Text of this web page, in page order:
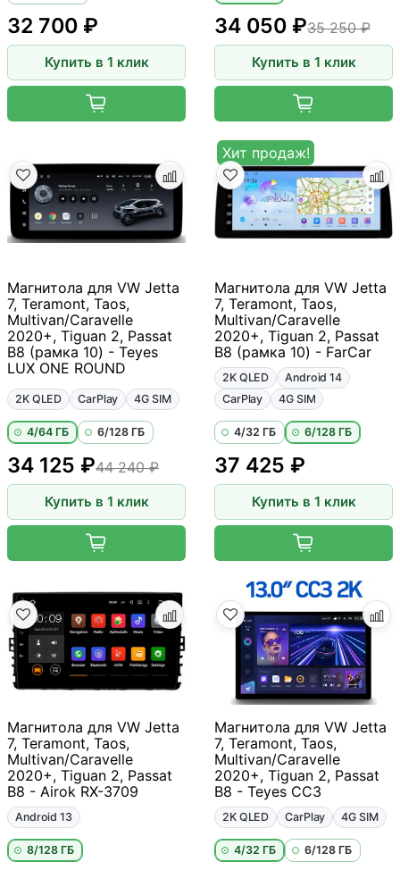
32 700 ₽
Купить в 1 клик
35 250 ₽
34 050 ₽
Купить в 1 клик
Магнитола для VW Jetta
7, Teramont, Taos,
Multivan/Caravelle
2020+, Tiguan 2, Passat
B8 (рамка 10) - Teyes
LUX ONE ROUND
2K QLED CarPlay 4G SIM
4/64 ГБ 6/128 ГБ
34 125 ₽44 240 ₽
Купить в 1 клик
Хит продаж!
Магнитола для VW Jetta
7, Teramont, Taos,
Multivan/Caravelle
2020+, Tiguan 2, Passat
B8 (рамка 10) - FarCar
2K QLED
Android 14
CarPlay
4G SIM
4/32 ГБ 6/128 ГБ
37 425 ₽
Купить в 1 клик
Магнитола для VW Jetta
7, Teramont, Taos,
Multivan/Caravelle
2020+, Tiguan 2, Passat
B8 - Airok RX-3709
Android 13
8/128 ГБ
Магнитола для VW Jetta
7, Teramont, Taos,
Multivan/Caravelle
2020+, Tiguan 2, Passat
B8 - Teyes CC3
2K QLED CarPlay 4G SIM
4/32 ГБ 6/128 ГБ